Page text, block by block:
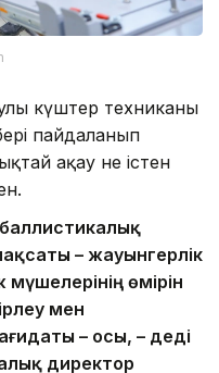
күштер техниканы
пайдаланып
ақау не істен
– жауынгерлік
мүшелерінің өмірін
мен
– осы, – деді
директор